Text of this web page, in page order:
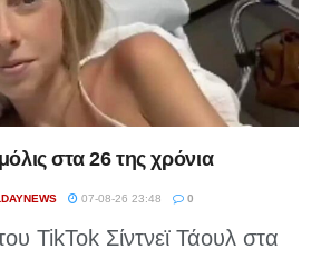
στα 26 της χρόνια
07-08-26 23:48 0
TikTok Σίντνεϊ Τάουλ στα